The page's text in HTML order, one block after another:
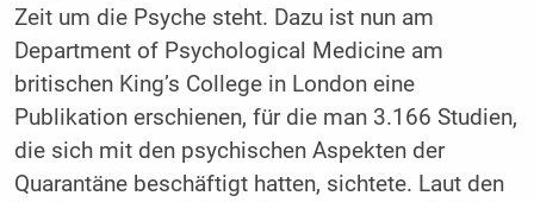
Zeit um die Psyche steht. Dazu ist nun am
Department of Psychological Medicine am
britischen King’s College in London eine
Publikation erschienen, für die man 3.166 Studien,
die sich mit den psychischen Aspekten der
Quarantäne beschäftigt hatten, sichtete. Laut den